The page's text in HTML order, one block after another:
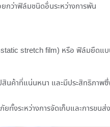
กว่าฟิล์มชนิดอื่นระหว่างการพัน
stretch film) หรือ ฟิล์มยืดแบ
ค้าที่แน่นหนา และมีประสิทธิภาพซึ่
ระหว่างการจัดเก็บและการขน